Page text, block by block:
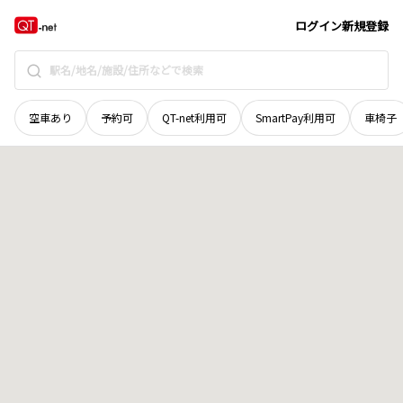
ログイン新規登録
空車あり 予約可 QT-net利用可 SmartPay利用可 車椅子
山口県